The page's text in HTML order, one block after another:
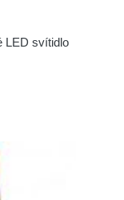
LED svítidlo